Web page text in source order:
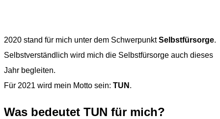
2020 stand für mich unter dem SchwerpunktSelbstfürsorge.
Selbstverständlich wird mich die Selbstfürsorge auch dieses
Jahr begleiten.
Für 2021 wird mein Motto sein: TUN .
Was bedeutet TUN für mich?